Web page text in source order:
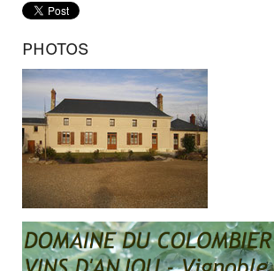
PHOTOS